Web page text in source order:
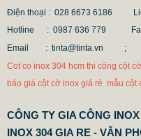
CỘT
Mẫu:
Điện thoại : 028 6673 6186
Hotline : 0987 636 779
Email : tinta@tinta.vn ;
Cot co inox 304 hcm thi công cột
báo giá cột cờ inox giá rẻ mẫu cột
CÔNG TY GIA CÔNG
INOX 304 GIA RE - VĂN